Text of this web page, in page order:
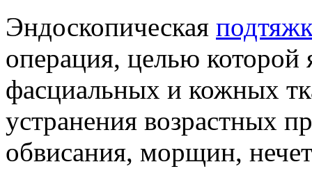
Эндоскопическая
операция, целью
фасциальных и кожных
устранения возрастных
обвисания, морщин,